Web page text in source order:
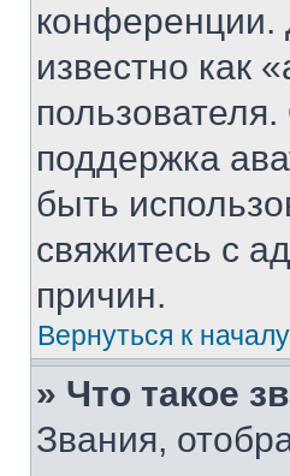
конференции.
известно как
поддержка
быть
свяжитесь с
причин.
Вернуться к началу
» Что такое
Звания,